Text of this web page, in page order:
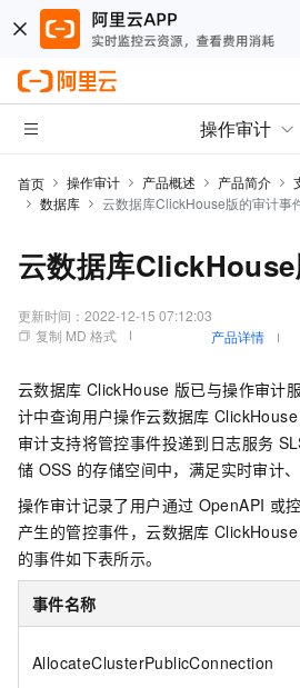
操作审计
首页 操作审计 产品概述 产品简介
数据库
云数据库ClickHouse版的审计事
云数据库
更新时间： 2022-12-15 07:12:03
复制 MD 格式
产品详情
云数据库 ClickHouse 版已与操作审计
计中查询用户操作云数据库 ClickHouse
审计支持将管控事件投递到日志服务
储 OSS 的存储空间中，满足实时审计
操作审计记录了用户通过 OpenAPI 或
产生的管控事件，云数据库 ClickHouse
的事件如下表所示。
事件名称
AllocateClusterPublicConnection